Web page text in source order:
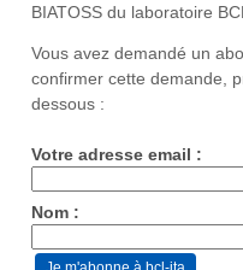
BIATOSS du laboratoire
Vous avez demandé un
confirmer cette demande,
dessous :
Votre adresse email :
Nom :